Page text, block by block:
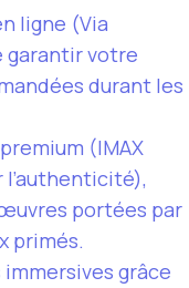
ligne (Via
garantir votre
durant les
(IMAX
l’authenticité),
portées par
primés.
grâce